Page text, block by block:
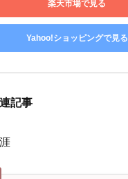
楽天市場で見る
Yahoo!ショッピングで見る
記事